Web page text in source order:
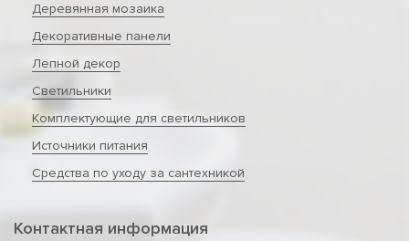
Деревянная мозаика
Декоративные панели
Лепной декор
Светильники
Комплектующие для светильников
Источники питания
Средства по уходу за сантехникой
Контактная информация